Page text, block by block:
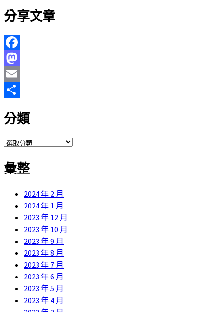
分享文章
Facebook
Mastodon
Email
享
分類
分
彙整
2024 年 2 月
2024 年 1 月
2023 年 12 月
2023 年 10 月
2023 年 9 月
2023 年 8 月
2023 年 7 月
2023 年 6 月
2023 年 5 月
2023 年 4 月